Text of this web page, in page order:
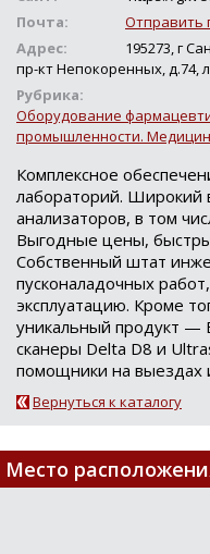
Почта:
Отправить
Адрес:
195273, г
пр-кт Непокоренных, д.74,
Рубрика:
Оборудование
промышленности.
Комплексное
лабораторий. Широкий
анализаторов, в том
Выгодные цены,
Собственный штат
пусконаладочных
эксплуатацию. Кроме
уникальный продукт —
сканеры Delta D8 и
помощники на выездах
Вернуться к каталогу
Место